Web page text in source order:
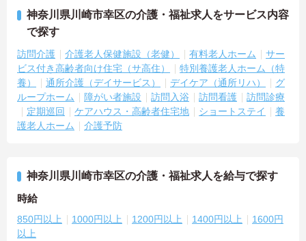
神奈川県川崎市幸区の介護・福祉求人をサービス内容
で探す
訪問介護 介護老人保健施設（老健） 有料老人ホーム
サー
ビス付き高齢者向け住宅（サ高住）
特別養護老人ホーム（特
養）
通所介護（デイサービス） デイケア（通所リハ）
グ
ループホーム
障がい者施設 訪問入浴 訪問看護
訪問診療
定期巡回
ケアハウス・高齢者住宅地 ショートステイ
養
護老人ホーム
介護予防
神奈川県川崎市幸区の介護・福祉求人を給与で探す
時給
850円以上 1000円以上 1200円以上 1400円以上
1600円
以上